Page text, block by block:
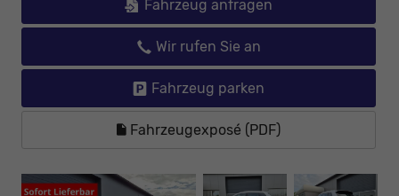
Fahrzeug anfragen
Wir rufen Sie an
Fahrzeug parken
Fahrzeugexposé (PDF)